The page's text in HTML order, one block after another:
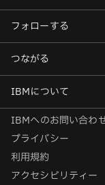
IBMへのお問い合わ
プライバシー
利用規約
アクセシビリティー